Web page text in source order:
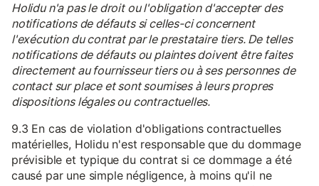
Holidu n'a pas le droit ou l'obligation d'accepter des
notifications de défauts si celles-ci concernent
l'exécution du contrat par le prestataire tiers. De telles
notifications de défauts ou plaintes doivent être faites
directement au fournisseur tiers ou à ses personnes de
contact sur place et sont soumises à leurs propres
dispositions légales ou contractuelles.
9.3 En cas de violation d'obligations contractuelles
matérielles, Holidu n'est responsable que du dommage
prévisible et typique du contrat si ce dommage a été
causé par une simple négligence, à moins qu'il ne